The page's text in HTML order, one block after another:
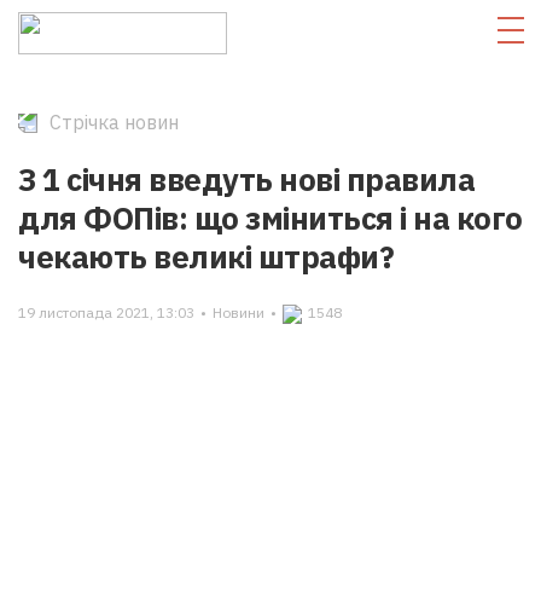
Стрічка новин
З 1 січня введуть нові правила
для ФОПів: що зміниться і на кого
чекають великі штрафи?
19 листопада 2021, 13:03 • Новини • 1548